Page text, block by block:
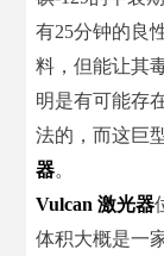
有25分钟的良
料，但能让其
明是有可能存
法的，而这巨
器。
Vulcan 激光器
体积大概是一